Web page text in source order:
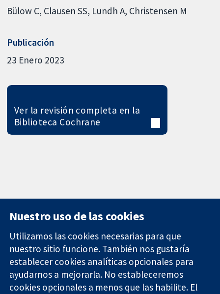
Bülow C Clausen SS Lundh A Christensen M
Publicación
23 Enero 2023
Ver la revisión completa en la
Biblioteca Cochrane
Evidencia fiable.
Decisiones
11-13 Cavendish
Square
Londres
W1G 0AN
Contacto
Noticias
Prensa
Sobre
Nuestro uso de las cookies
Utilizamos las cookies necesarias para que
nuestro sitio funcione. También nos gustaría
establecer cookies analíticas opcionales para
ayudarnos a mejorarla. No estableceremos
cookies opcionales a menos que las habilite. El